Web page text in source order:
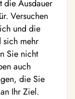
die Ausdauer
Versuchen
und die
sich mehr
Sie nicht
auch
die Sie
Ihr Ziel.